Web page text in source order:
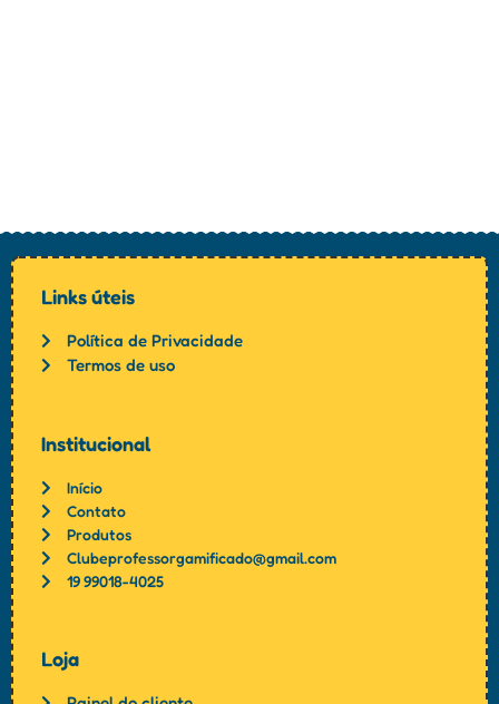
Links úteis
Política de Privacidade
Termos de uso
Institucional
Início
Contato
Produtos
Clubeprofessorgamificado@gmail.com
19 99018-4025
Loja